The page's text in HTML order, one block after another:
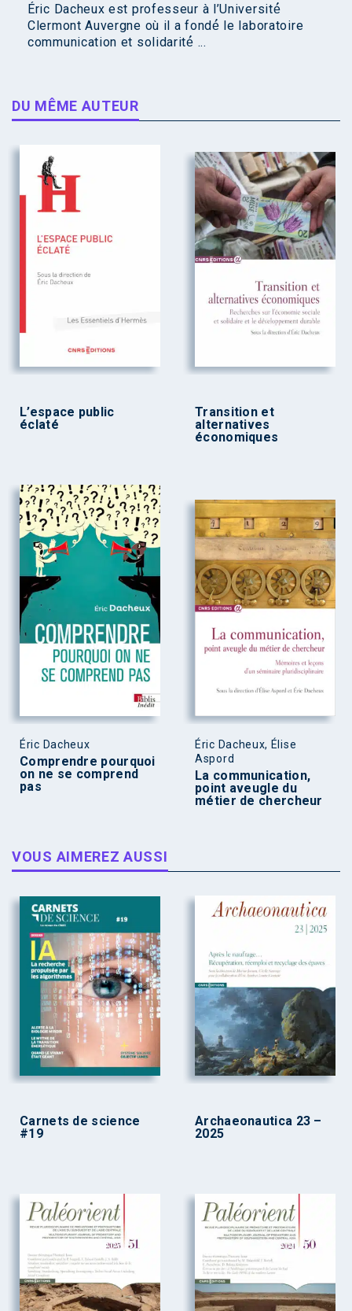
Éric Dacheux est professeur à l’Université́
Clermont Auvergne où il a fondé́ le laboratoire
communication et solidarité́ ...
DU MÊME AUTEUR
L’espace public
éclaté
Transition et
alternatives
économiques
Éric Dacheux
Comprendre pourquoi
on ne se comprend
pas
Éric Dacheux, Élise
Aspord
La communication,
point aveugle du
métier de chercheur
VOUS AIMEREZ AUSSI
Carnets de science
#19
Archaeonautica 23 –
2025